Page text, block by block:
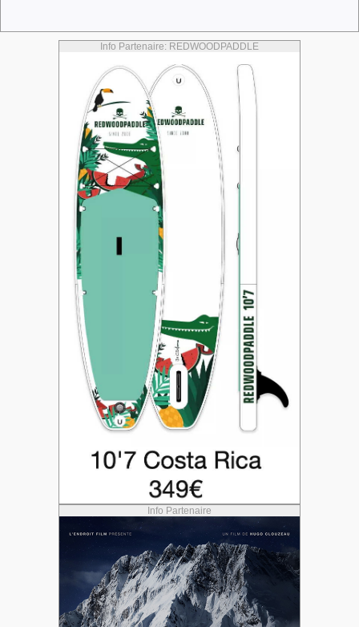
Info Partenaire: REDWOODPADDLE
Info Partenaire